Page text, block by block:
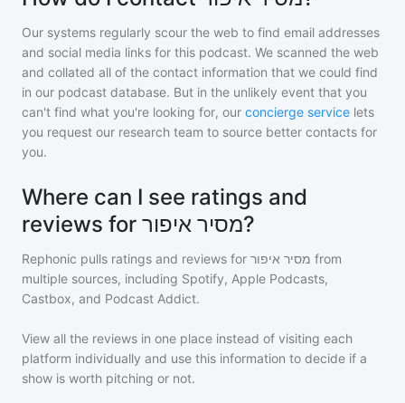
Our systems regularly scour the web to find email addresses
and social media links for this podcast. We scanned the web
and collated all of the contact information that we could find
in our podcast database. But in the unlikely event that you
can't find what you're looking for, our concierge service lets
you request our research team to source better contacts for
you.
Where can I see ratings and
reviews for מסיר איפור?
Rephonic pulls ratings and reviews for מסיר איפור from
multiple sources, including Spotify, Apple Podcasts,
Castbox, and Podcast Addict.
View all the reviews in one place instead of visiting each
platform individually and use this information to decide if a
show is worth pitching or not.